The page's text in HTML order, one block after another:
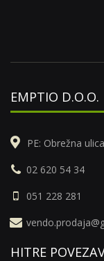
EMPTIO D.O.O.
PE: Obrežna
02 620 54 34
051 228 281
HITRE